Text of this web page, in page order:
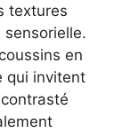
textures
sensorielle.
en
qui invitent